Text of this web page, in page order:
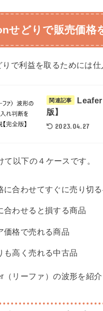
せどりで販売価格
で利益を取るためには
関連記事
版】
2023.04.27
て以下の４ケースです。
に合わせてすぐに売り切
合わせると損する商品
価格で売れる商品
も高く売れる中古品
（リーファ）の波形を紹